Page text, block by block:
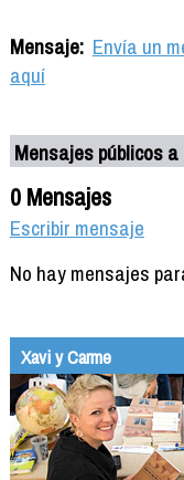
Mensaje: Envía un
aquí
Mensajes públicos
0 Mensajes
Escribir mensaje
No hay mensajes
Xavi y Carme